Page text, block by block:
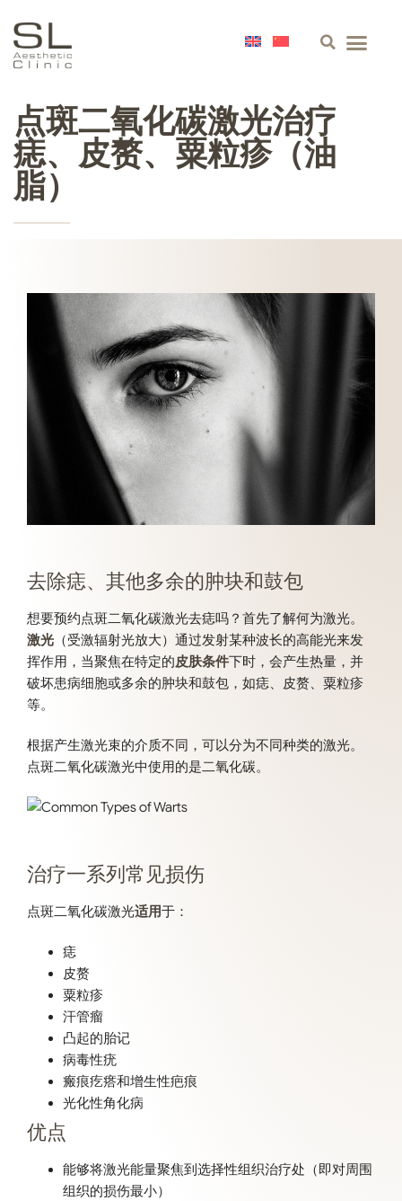
点斑二氧化碳激光治疗
痣、皮赘、粟粒疹（油
脂）
去除痣、其他多余的肿块和鼓包
想要预约点斑二氧化碳激光去痣吗？首先了解何为激光。
激光 （受激辐射光放大）通过发射某种波长的高能光来发
挥作用，当聚焦在特定的皮肤条件下时，会产生热量，并
破坏患病细胞或多余的肿块和鼓包，如痣、皮赘、粟粒疹
等。
根据产生激光束的介质不同，可以分为不同种类的激光。
点斑二氧化碳激光中使用的是二氧化碳。
治疗一系列常见损伤
点斑二氧化碳激光适用于：
痣
皮赘
粟粒疹
汗管瘤
凸起的胎记
病毒性疣
瘢痕疙瘩和增生性疤痕
光化性角化病
优点
能够将激光能量聚焦到选择性组织治疗处（即对周围
组织的损伤最小）